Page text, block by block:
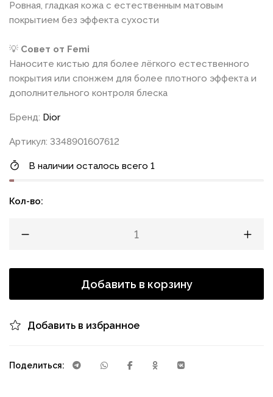
Ровная, гладкая кожа с естественным матовым
покрытием без эффекта сухости
💡 Совет от Femi
Наносите кистью для более лёгкого естественного
покрытия или спонжем для более плотного эффекта и
дополнительного контроля блеска
Бренд: Dior
Артикул: 3348901607612
В наличии осталось всего 1
Кол-во:
Добавить в корзину
Добавить в избранное
Поделиться: